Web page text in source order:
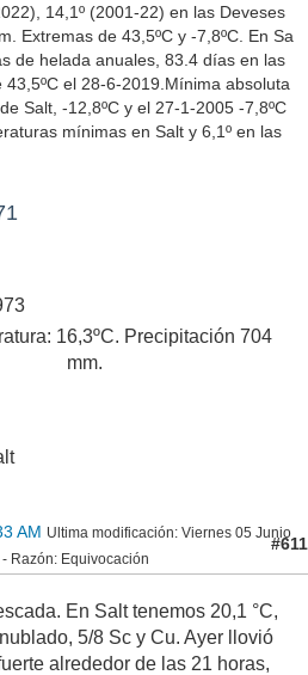
14,1º (2001-22) en las Deveses
Extremas de 43,5ºC y -7,8ºC. En Sa
de helada anuales, 83.4 días en las
el 28-6-2019.Mínima absoluta
Salt, -12,8ºC y el 27-1-2005 -7,8ºC
mínimas en Salt y 6,1º en las
16,3ºC. Precipitación 704
mm.
AM Ultima modificación: Viernes 05 Junio
Razón: Equivocación
#611
En Salt tenemos 20,1 °C,
5/8 Sc y Cu. Ayer llovió
alrededor de las 21 horas,